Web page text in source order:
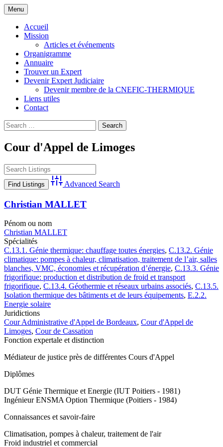
Skip
to
content
CNEFIC-THERMIQUE
Thermique Climatique et Frigorifique
Menu
Accueil
Mission
Articles et événements
Organigramme
Annuaire
Trouver un Expert
Devenir Expert Judiciaire
Devenir membre de la CNEFIC-THERMIQUE
Liens utiles
Contact
Search
for:
Cour d'Appel de Limoges
Advanced Search
Christian MALLET
Pénom ou nom
Christian MALLET
Spécialités
C.13.1. Génie thermique: chauffage toutes énergies, C.13.2. Génie
climatique: pompes à chaleur, climatisation, traitement de l’air, salles
blanches, VMC, économies et récupération d’énergie, C.13.3. Génie
frigorifique: production et distribution de froid et transport
frigorifique, C.13.4. Géothermie et réseaux urbains associés, C.13.5.
Isolation thermique des bâtiments et de leurs équipements, E.2.2.
Energie solaire
Juridictions
Cour Administrative d'Appel de Bordeaux, Cour d'Appel de
Limoges, Cour de Cassation
Fonction expertale et distinction
Médiateur de justice près de différentes Cours d'Appel
Diplômes
DUT Génie Thermique et Energie (IUT Poitiers - 1981)
Ingénieur ENSMA Option Thermique (Poitiers - 1984)
Connaissances et savoir-faire
Climatisation, pompes à chaleur, traitement de l'air
Froid industriel et commercial